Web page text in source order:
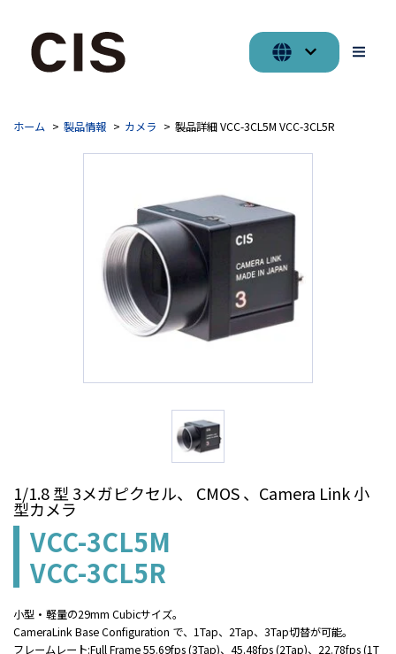
ホーム 製品情報 カメラ 製品詳細 VCC-3CL5M VCC-3CL5R
1/1.8 型 3メガピクセル、 CMOS 、Camera Link 小
型カメラ
VCC-3CL5M
VCC-3CL5R
小型・軽量の29mm Cubicサイズ。
CameraLink Base Configuration で、1Tap、2Tap、3Tap切替が可能。
フレームレート:Full Frame 55.69fps (3Tap)、45.48fps (2Tap)、22.78fps (1T